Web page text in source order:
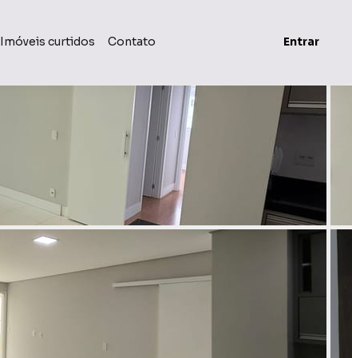
Imóveis curtidos Contato Entrar